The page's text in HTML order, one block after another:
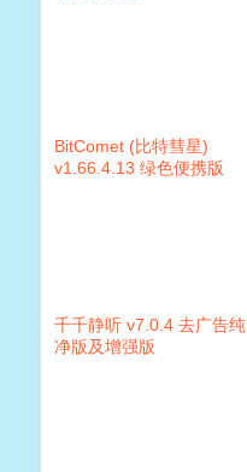
BitComet (比特彗星)
v1.66.4.13 绿色便携版
千千静听 v7.0.4 去广告纯
净版及增强版